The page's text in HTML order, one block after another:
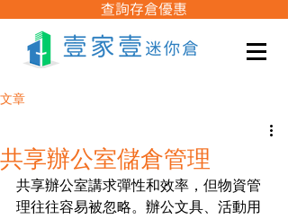
查詢存倉優惠
文章
共享辦公室儲倉管理
共享辦公室講求彈性和效率，但物資管
理往往容易被忽略。辦公文具、活動用